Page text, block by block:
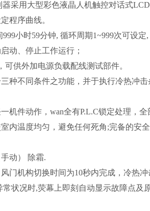
采用大型彩色液晶人机触控对话式
程序曲线。
小时59分钟, 循环周期1~999次可设
动、停止工作运行；
供外加电源负载配线测试部件。
种不同条件之功能，并于执行冷热冲
机件动作，wan全有P.L.C锁定处理，
内温度均匀，避免任何死角;完备的安
动） 除霜.
门机构切换时间为10秒内完成，冷热冲
状况时,荧幕上即刻自动显示故障点及